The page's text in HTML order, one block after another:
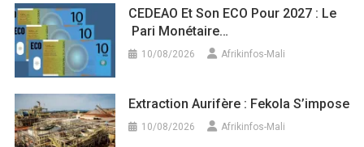
CEDEAO Et Son ECO Pour 2027 : Le
Pari Monétaire…
10/08/2026 Afrikinfos-Mali
Extraction Aurifère : Fekola S’impose
10/08/2026 Afrikinfos-Mali